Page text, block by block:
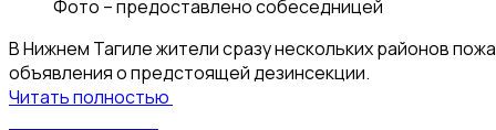
Фото –предоставлено собеседницей
В Нижнем Тагиле жители сразу нескольких районов
объявления о предстоящей дезинсекции.
Читать полностью